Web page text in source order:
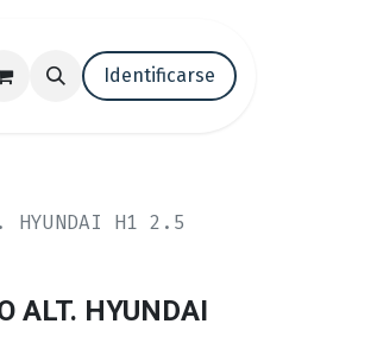
con nosotros Blog
Identificarse
HYUNDAI H1 2.5
ALT. HYUNDAI